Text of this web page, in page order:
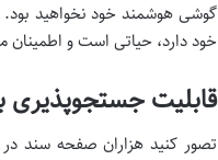
گوشی هوشمند خود نخواهید
خود دارد، حیاتی است و اطمینان
قابلیت جستجوپذیری
تصور کنید هزاران صفحه سند